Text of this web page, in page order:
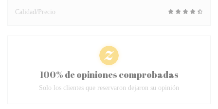
Calidad/Precio
100% de opiniones comprobadas
Solo los clientes que reservaron dejaron su opinión